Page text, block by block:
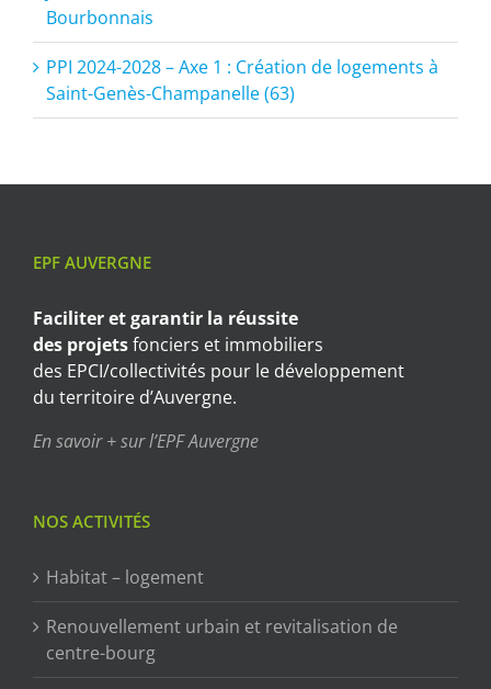
Bourbonnais
PPI 2024-2028 – Axe 1 : Création de logements à
Saint-Genès-Champanelle (63)
EPF AUVERGNE
Faciliter et garantir la réussite
des projetsfonciers et immobiliers
des EPCI/collectivités pour le développement
du territoire d’Auvergne.
En savoir + sur l’EPF Auvergne
NOS ACTIVITÉS
Habitat – logement
Renouvellement urbain et revitalisation de
centre-bourg